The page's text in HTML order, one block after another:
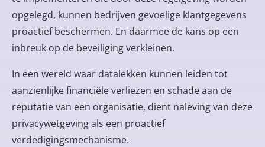
opgelegd, kunnen bedrijven gevoelige klantgegevens
proactief beschermen. En daarmee de kans op een
inbreuk op de beveiliging verkleinen.
In een wereld waar datalekken kunnen leiden tot
aanzienlijke financiële verliezen en schade aan de
reputatie van een organisatie, dient naleving van deze
privacywetgeving als een proactief
verdedigingsmechanisme.